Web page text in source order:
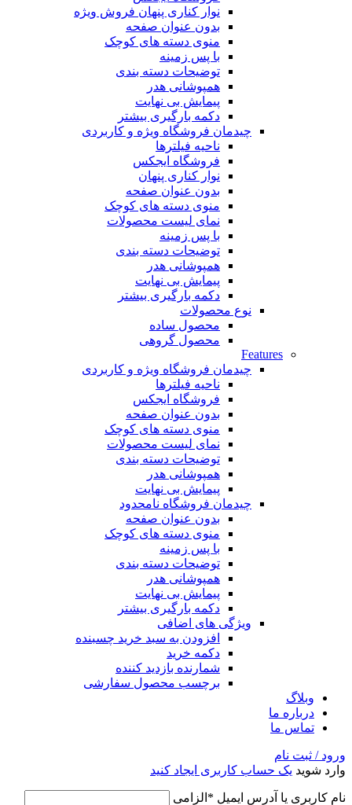
نوار کناری پنهان فروش ویژه
بدون عنوان صفحه
منوی دسته های کوچک
با پس زمینه
توضیحات دسته بندی
همپوشانی هدر
پیمایش بی نهایت
دکمه بارگیری بیشتر
چیدمان فروشگاه ویژه و کاربردی
ناحیه فیلترها
فروشگاه ایجکس
نوار کناری پنهان
بدون عنوان صفحه
منوی دسته های کوچک
نمای لیست محصولات
با پس زمینه
توضیحات دسته بندی
همپوشانی هدر
پیمایش بی نهایت
دکمه بارگیری بیشتر
نوع محصولات
محصول ساده
محصول گروهی
Features
چیدمان فروشگاه ویژه و کاربردی
ناحیه فیلترها
فروشگاه ایجکس
بدون عنوان صفحه
منوی دسته های کوچک
نمای لیست محصولات
توضیحات دسته بندی
همپوشانی هدر
پیمایش بی نهایت
چیدمان فروشگاه نامحدود
بدون عنوان صفحه
منوی دسته های کوچک
با پس زمینه
توضیحات دسته بندی
همپوشانی هدر
پیمایش بی نهایت
دکمه بارگیری بیشتر
ویژگی های اضافی
افزودن به سبد خرید چسبنده
دکمه خرید
شمارنده بازدید کننده
برچسب محصول سفارشی
وبلاگ
درباره ما
تماس ما
ورود / ثبت نام
وارد شوید یک حساب کاربری ایجاد کنید
نام کاربری یا آدرس ایمیل * الزامی